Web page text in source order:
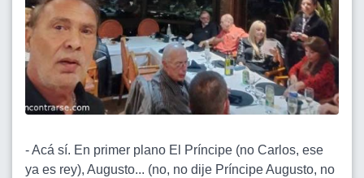
- Acá sí. En primer plano El Príncipe (no Carlos, ese
ya es rey), Augusto... (no, no dije Príncipe Augusto, no